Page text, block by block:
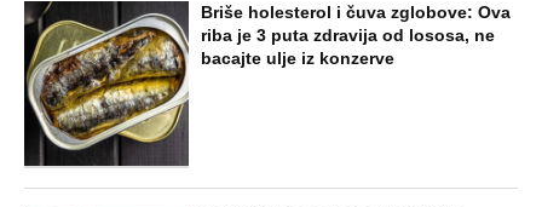
Briše holesterol i čuva zglobove: Ova
riba je 3 puta zdravija od lososa, ne
bacajte ulje iz konzerve